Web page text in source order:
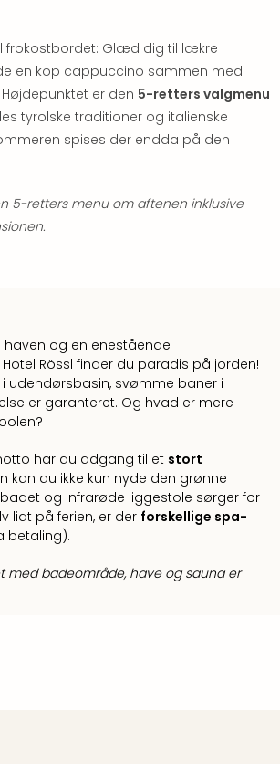
frokostbordet: Glæd dig til lækre
en kop cappuccino sammen med
Højdepunktet er den 5-retters valgmenu
tyrolske traditioner og italienske
spises der endda på den
5-retters menu om aftenen inklusive
og en enestående
Rössl finder du paradis på jorden!
i udendørsbasin, svømme baner i
er garanteret. Og hvad er mere
har du adgang til et stort
kan du ikke kun nyde den grønne
og infrarøde liggestole sørger for
lidt på ferien, er der forskellige spa-
betaling).
med badeområde, have og sauna er